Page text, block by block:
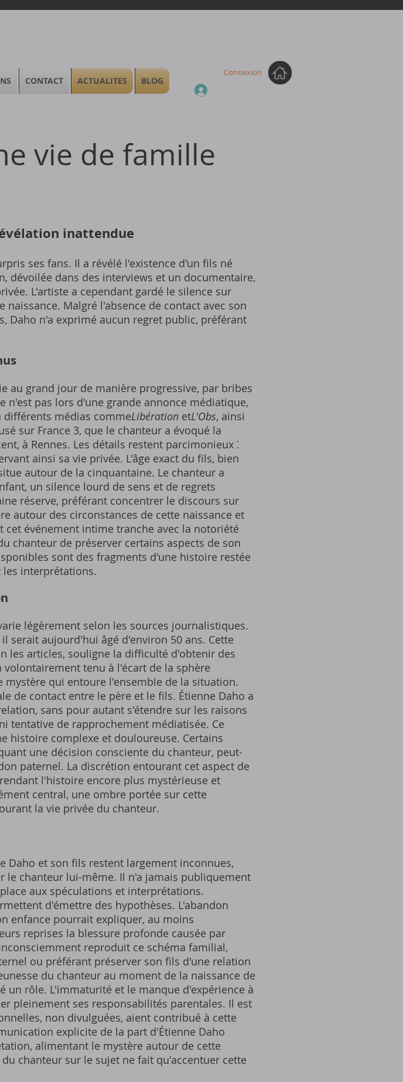
Connexion
vie de famille
inattendue
ses fans. Il a révélé l'existence d'un fils né
dévoilée dans des interviews et un documentaire,
L'artiste a cependant gardé le silence sur
Malgré l'absence de contact avec son
Daho n'a exprimé aucun regret public, préférant
au grand jour de manière progressive, par bribes
n'est pas lors d'une grande annonce médiatique,
différents médias commeLibération etL'Obs, ainsi
sur France 3, que le chanteur a évoqué la
à Rennes. Les détails restent parcimonieux ⁚
ainsi sa vie privée. L'âge exact du fils, bien
autour de la cinquantaine. Le chanteur a
un silence lourd de sens et de regrets
réserve, préférant concentrer le discours sur
autour des circonstances de cette naissance et
événement intime tranche avec la notoriété
chanteur de préserver certains aspects de son
sont des fragments d'une histoire restée
interprétations.
légèrement selon les sources journalistiques.
serait aujourd'hui âgé d'environ 50 ans. Cette
les articles, souligne la difficulté d'obtenir des
tenu à l'écart de la sphère
qui entoure l'ensemble de la situation.
de contact entre le père et le fils. Étienne Daho a
sans pour autant s'étendre sur les raisons
tentative de rapprochement médiatisée. Ce
histoire complexe et douloureuse. Certains
une décision consciente du chanteur, peut-
paternel. La discrétion entourant cet aspect de
l'histoire encore plus mystérieuse et
central, une ombre portée sur cette
la vie privée du chanteur.
Daho et son fils restent largement inconnues,
le chanteur lui-même. Il n'a jamais publiquement
aux spéculations et interprétations.
d'émettre des hypothèses. L'abandon
enfance pourrait expliquer, au moins
reprises la blessure profonde causée par
reproduit ce schéma familial,
ou préférant préserver son fils d'une relation
du chanteur au moment de la naissance de
un rôle. L'immaturité et le manque d'expérience à
pleinement ses responsabilités parentales. Il est
non divulguées, aient contribué à cette
explicite de la part d'Étienne Daho
alimentant le mystère autour de cette
chanteur sur le sujet ne fait qu'accentuer cette
CONTACT ACTUALITES BLOG